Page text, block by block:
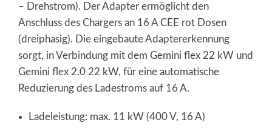
– Drehstrom). Der Adapter ermöglicht den
Anschluss des Chargers an 16 A CEE rot Dosen
(dreiphasig). Die eingebaute Adaptererkennung
sorgt, in Verbindung mit dem Gemini flex 22 kW und
Gemini flex 2.0 22 kW, für eine automatische
Reduzierung des Ladestroms auf 16 A.
Ladeleistung: max. 11 kW (400 V, 16 A)